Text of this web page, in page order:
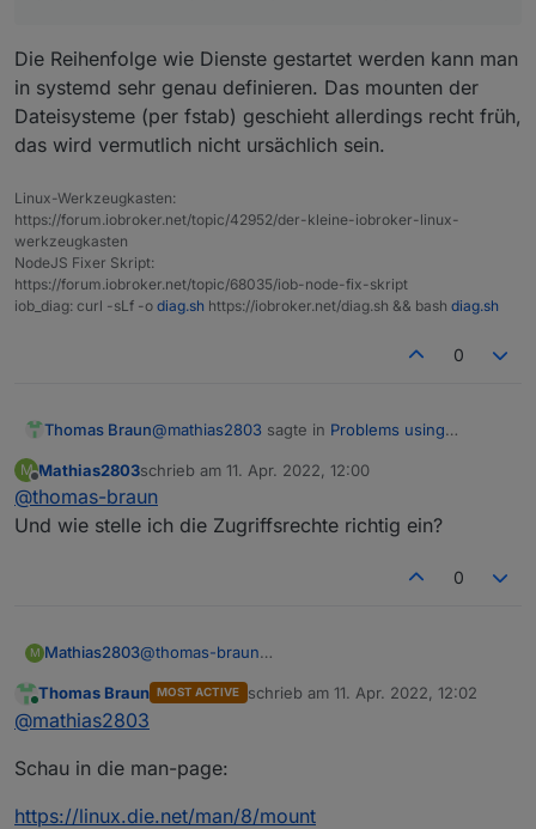
Die Reihenfolge wie Dienste gestartet werden kann man
in systemd sehr genau definieren. Das mounten der
Dateisysteme (per fstab) geschieht allerdings recht früh,
das wird vermutlich nicht ursächlich sein.
Linux-Werkzeugkasten:
https://forum.iobroker.net/topic/42952/der-kleine-iobroker-linux-
werkzeugkasten
NodeJS Fixer Skript:
https://forum.iobroker.net/topic/68035/iob-node-fix-skript
iob_diag: curl -sLf -o diag.sh https://iobroker.net/diag.sh && bash diag.sh
0
Thomas Braun@mathias2803 sagte in Problems using
erst nach dem Start von influxDB
verbunden wird und sie deshalb an einer
Die Reihenfolge wie Dienste gestartet werden
Das mounten der Dateisysteme (per fstab)
M
Offline
Mathias2803schrieb am 11. Apr. 2022, 12:00
zuletzt editiert von
@thomas-braun
Und wie stelle ich die Zugriffsrechte richtig ein?
0
M Mathias2803@thomas-braun
Online
Thomas Braun MOST ACTIVE schrieb am 11. Apr. 2022, 12:02
zuletzt editiert von
@mathias2803
Schau in die man-page:
https://linux.die.net/man/8/mount